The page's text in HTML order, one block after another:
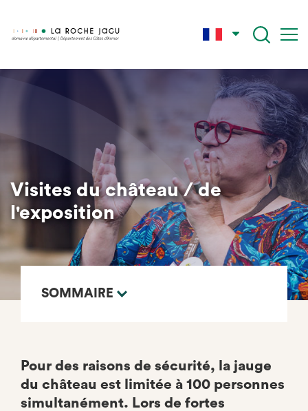
Visites du château / de
l'exposition
SOMMAIRE
Pour des raisons de sécurité, la jauge
du château est limitée à 100 personnes
simultanément. Lors de fortes